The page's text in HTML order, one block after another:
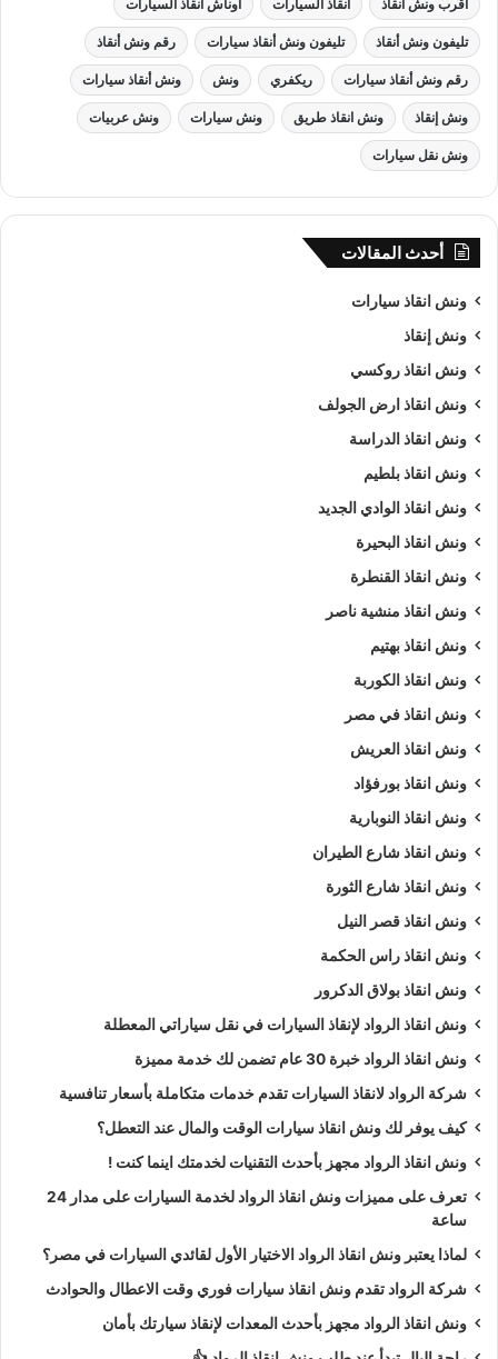
اقرب ونش انقاذ انقاذ السيارات اوناش انقاذ السيارات
تليفون ونش أنقاذ تليفون ونش أنقاذ سيارات رقم ونش أنقاذ
رقم ونش أنقاذ سيارات ريكفري ونش ونش أنقاذ سيارات
ونش إنقاذ ونش انقاذ طريق ونش سيارات ونش عربيات
ونش نقل سيارات
أحدث المقالات
ونش انقاذ سيارات
ونش إنقاذ
ونش انقاذ روكسي
ونش انقاذ ارض الجولف
ونش انقاذ الدراسة
ونش انقاذ بلطيم
ونش انقاذ الوادي الجديد
ونش انقاذ البحيرة
ونش انقاذ القنطرة
ونش انقاذ منشية ناصر
ونش انقاذ بهتيم
ونش انقاذ الكوربة
ونش انقاذ في مصر
ونش انقاذ العريش
ونش انقاذ بورفؤاد
ونش انقاذ النوبارية
ونش انقاذ شارع الطيران
ونش انقاذ شارع الثورة
ونش انقاذ قصر النيل
ونش انقاذ راس الحكمة
ونش انقاذ بولاق الدكرور
ونش انقاذ الرواد لإنقاذ السيارات في نقل سياراتي المعطلة
ونش انقاذ الرواد خبرة 30 عام تضمن لك خدمة مميزة
شركة الرواد لانقاذ السيارات تقدم خدمات متكاملة بأسعار تنافسية
كيف يوفر لك ونش انقاذ سيارات الوقت والمال عند التعطل؟
ونش انقاذ الرواد مجهز بأحدث التقنيات لخدمتك اينما كنت !
تعرف على مميزات ونش انقاذ الرواد لخدمة السيارات على مدار 24
ساعة
لماذا يعتبر ونش انقاذ الرواد الاختيار الأول لقائدي السيارات في مصر؟
شركة الرواد تقدم ونش انقاذ سيارات فوري وقت الاعطال والحوادث
ونش انقاذ الرواد مجهز بأحدث المعدات لإنقاذ سيارتك بأمان